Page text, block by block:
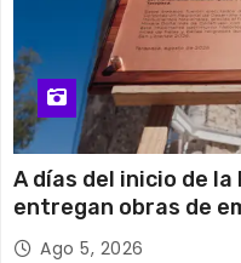
A días del inicio de
entregan obras de
su histórico
Ago 5, 2026